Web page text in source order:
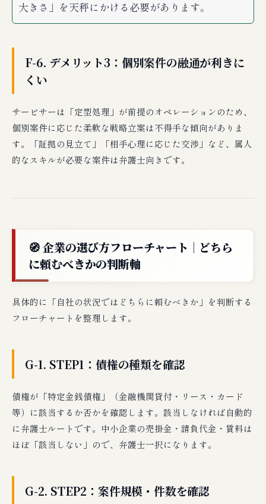
大きさ」を天秤にかける必要があります。
F-6. デメリット3：個別案件の融通が利きに
くい
サービサーは「定型処理」が前提のオペレーションのため、
個別案件に応じた柔軟な戦略立案は不得手な傾向がありま
す。「証拠の見立て」「相手心理に応じた交渉」など、属人
的なスキルが必要な案件は弁護士向きです。
🧭 企業の選び方フローチャート｜どちら
に頼むべきかの判断軸
具体的に「自社の状況ではどちらに頼むべきか」を判断する
フローチャートを整理します。
G-1. STEP1：債権の種類を確認
債権が「特定金銭債権」（金融機関貸付・リース・カード
等）に該当するか否かを確認します。該当しなければ自動的
に弁護士ルートです。中小企業の売掛金・請負代金・賃料は
ほぼ「該当しない」ので、弁護士一択になります。
G-2. STEP2：案件規模・件数を確認